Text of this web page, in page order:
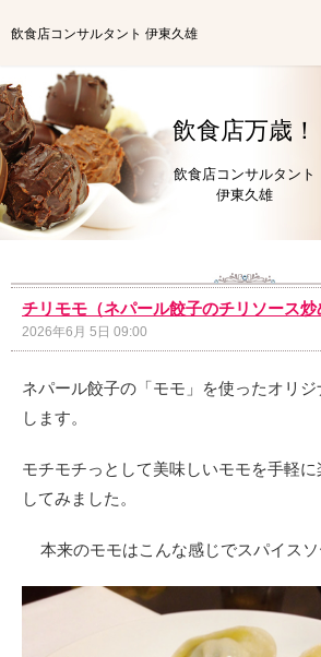
飲食店コンサルタント 伊東久雄
飲食店万歳！
飲食店コンサルタント
伊東久雄
チリモモ（ネパール餃子のチリソース炒
2026年6月 5日 09:00
ネパール餃子の「モモ」を使ったオリ
します。
モチモチっとして美味しいモモを手軽
してみました。
本来のモモはこんな感じでスパイスソ